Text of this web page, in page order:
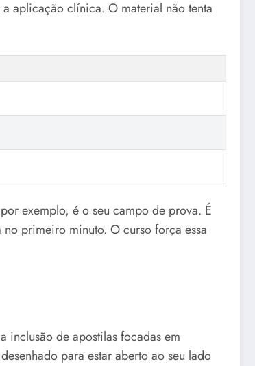
aplicação clínica. O material não tenta
exemplo, é o seu campo de prova. É
primeiro minuto. O curso força essa
de apostilas focadas em
para estar aberto ao seu lado